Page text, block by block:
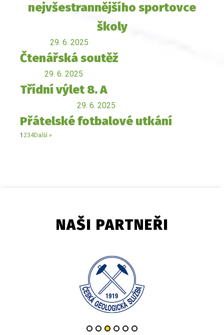
nejvšestrannějšího sportovce
školy
29. 6. 2025
Čtenářská soutěž
29. 6. 2025
Třídní výlet 8. A
29. 6. 2025
Přátelské fotbalové utkání
1 234Další »
NAŠI PARTNEŘI